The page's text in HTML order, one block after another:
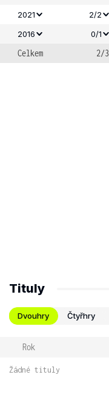
2021 2/2
2016
0/1
Celkem 2/3
Tituly
Dvouhry Čtyřhry
Rok
Žádné tituly